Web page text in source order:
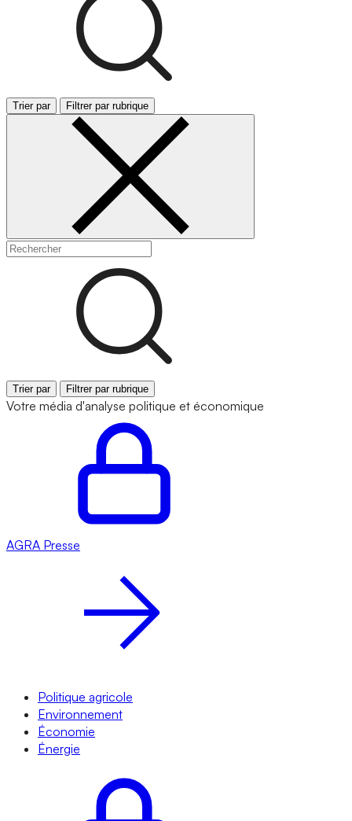
Trier par Filtrer par rubrique
Trier par Filtrer par rubrique
Votre média d'analyse politique et économique
AGRA Presse
Politique agricole
Environnement
Économie
Énergie